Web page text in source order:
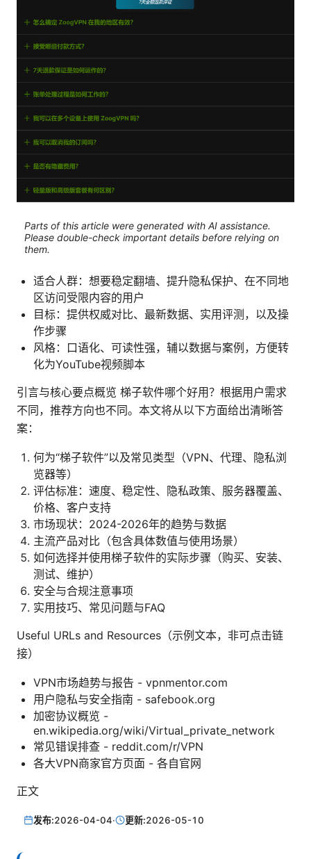
Parts of this article were generated with AI assistance.
Please double-check important details before relying on
them.
适合人群：想要稳定翻墙、提升隐私保护、在不同地
区访问受限内容的用户
目标：提供权威对比、最新数据、实用评测，以及操
作步骤
风格：口语化、可读性强，辅以数据与案例，方便转
化为YouTube视频脚本
引言与核心要点概览 梯子软件哪个好用？根据用户需求
不同，推荐方向也不同。本文将从以下方面给出清晰答
案：
何为“梯子软件”以及常见类型（VPN、代理、隐私浏
览器等）
评估标准：速度、稳定性、隐私政策、服务器覆盖、
价格、客户支持
市场现状：2024-2026年的趋势与数据
主流产品对比（包含具体数值与使用场景）
如何选择并使用梯子软件的实际步骤（购买、安装、
测试、维护）
安全与合规注意事项
实用技巧、常见问题与FAQ
Useful URLs and Resources（示例文本，非可点击链
接）
VPN市场趋势与报告 - vpnmentor.com
用户隐私与安全指南 - safebook.org
加密协议概览 -
en.wikipedia.org/wiki/Virtual_private_network
常见错误排查 - reddit.com/r/VPN
各大VPN商家官方页面 - 各自官网
正文
发布:2026-04-04· 更新:2026-05-10